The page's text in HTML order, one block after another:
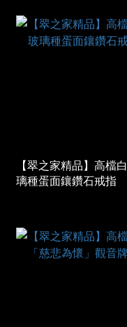
【翠之家精品】高檔
璃種蛋面鑲鑽石戒指